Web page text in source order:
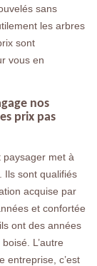
sans
les arbres
sont
vous en
nos
prix pas
met à
Ils sont qualifiés
acquise par
et confortée
ont des années
L’autre
entreprise, c’est